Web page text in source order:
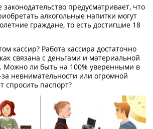
законодательство предусматривает, что
алкогольные напитки могут
граждане, то есть достигшие 18
кассир? Работа кассира достаточно
связана с деньгами и материальной
Можно ли быть на 100% уверенными в
невнимательности или огромной
спросить паспорт?